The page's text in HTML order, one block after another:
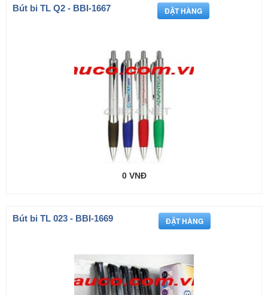
Bút bi TL Q2 - BBI-1667
0 VNĐ
Bút bi TL 023 - BBI-1669